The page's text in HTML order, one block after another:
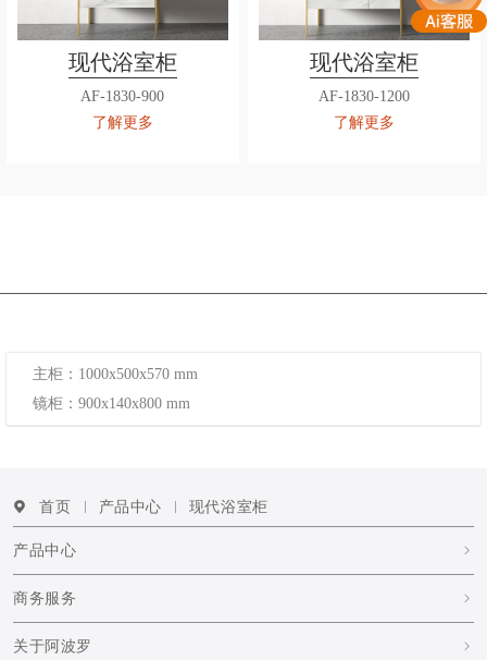
现代浴室柜
AF-1830-900
了解更多
现代浴室柜
AF-1830-1200
了解更多
主柜：1000x500x570 mm
镜柜：900x140x800 mm
首页 产品中心 现代浴室柜
产品中心
商务服务
关于阿波罗